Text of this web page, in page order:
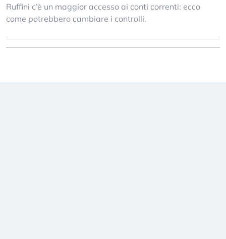
Ruffini c’è un maggior accesso ai conti correnti: ecco
come potrebbero cambiare i controlli.